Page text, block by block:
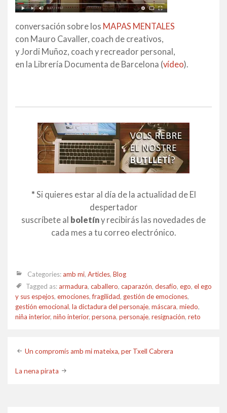
conversación sobre los MAPAS MENTALES
con Mauro Cavaller, coach de creativos,
y Jordi Muñoz, coach y recreador personal,
en la Librería Documenta de Barcelona (vídeo).
* Si quieres estar al día de la actualidad de El
despertador
suscríbete al boletíny recibirás las novedades de
cada mes a tu correo electrónico.
Categories:amb mi, Articles, Blog
Tagged as:armadura, caballero, caparazón, desafío, ego, el ego
y sus espejos, emociones,fragilidad, gestión de emociones,
gestión emocional, la dictadura del personaje, máscara, miedo,
niña interior, niño interior, persona, personaje, resignación, reto
Post
navigation
Un compromís amb mi mateixa, per Txell Cabrera
La nena pirata